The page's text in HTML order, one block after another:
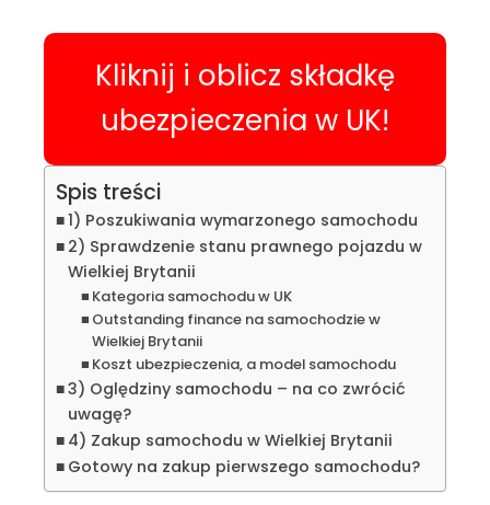
Kliknij i oblicz składkę
ubezpieczenia w UK!
Spis treści
1) Poszukiwania wymarzonego samochodu
2) Sprawdzenie stanu prawnego pojazdu w
Wielkiej Brytanii
Kategoria samochodu w UK
Outstanding finance na samochodzie w
Wielkiej Brytanii
Koszt ubezpieczenia, a model samochodu
3) Oględziny samochodu – na co zwrócić
uwagę?
4) Zakup samochodu w Wielkiej Brytanii
Gotowy na zakup pierwszego samochodu?